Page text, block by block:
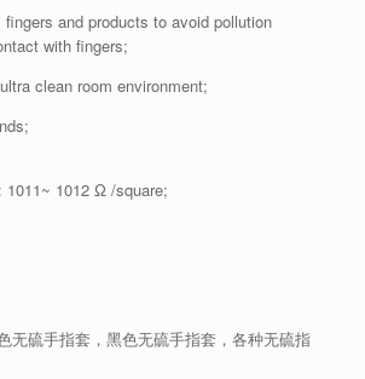
fingers and products to avoid pollution
with fingers;
clean room environment;
1012 Ω /square;
无硫手指套，黑色无硫手指套，各种无硫指